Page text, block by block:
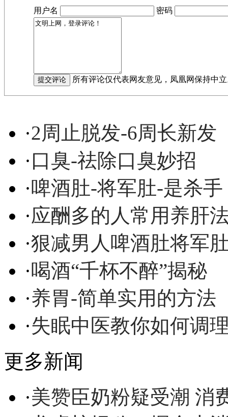
用户名
密码
所有评论仅代表网友意见，凤凰网保持中
·2周止脱发-6周长新发
·口臭-祛除口臭妙招
·啤酒肚-将军肚-是杀手
·应酬多的人常用养肝
·狠减男人啤酒肚将军
·喝酒“千杯不醉”揭秘
·养胃-简单实用的方法
·失眠中医教你如何调
更多新闻
·美赞臣奶粉疑受潮 消